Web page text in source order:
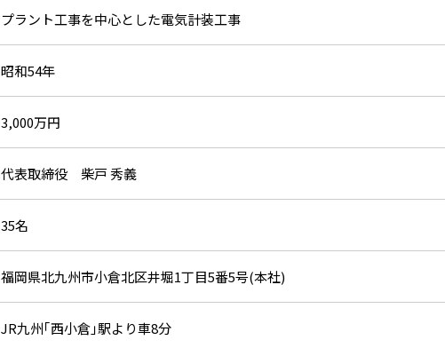
プラント工事を中心とした電気計装工事
昭和54年
3,000万円
代表取締役 柴戸 秀義
35名
福岡県北九州市小倉北区井堀1丁目5番5号(本社)
JR九州｢西小倉｣駅より車8分